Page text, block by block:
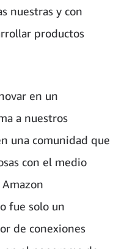
nuestras y con
productos
en un
a nuestros
una comunidad que
con el medio
fue solo un
de conexiones